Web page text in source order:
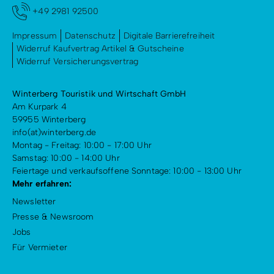
Hinweis:
Hunde dürfen, natürlich an der Leine, mit auf die
Panorama Erlebnis Brücke.
Weitere Informationen findest du unter
+49 2981 92500
Impressum Datenschutz
Digitale Barrierefreiheit
Widerruf Kaufvertrag Artikel & Gutscheine
Widerruf Versicherungsvertrag
Winterberg Touristik und Wirtschaft GmbH
Am Kurpark 4
59955 Winterberg
info(at)winterberg.de
Montag - Freitag: 10:00 - 17:00 Uhr
Samstag: 10:00 - 14:00 Uhr
Feiertage und verkaufsoffene Sonntage: 10:00 - 13:00 Uhr
Mehr erfahren:
Newsletter
Presse & Newsroom
Jobs
Für Vermieter